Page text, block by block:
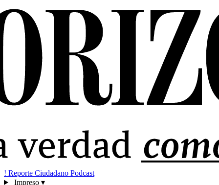
! Reporte Ciudadano Podcast
Impreso ▾